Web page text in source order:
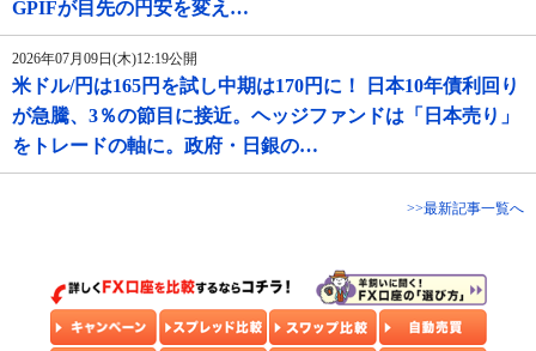
GPIFが目先の円安を変え…
2026年07月09日(木)12:19公開
米ドル/円は165円を試し中期は170円に！ 日本10年債利回り
が急騰、3％の節目に接近。ヘッジファンドは「日本売り」
をトレードの軸に。政府・日銀の…
>>最新記事一覧へ